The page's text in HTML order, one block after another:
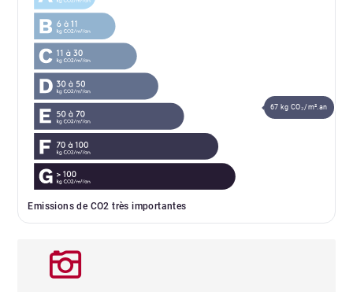
Emissions de CO2 très importantes
67 kg CO₂/m².an